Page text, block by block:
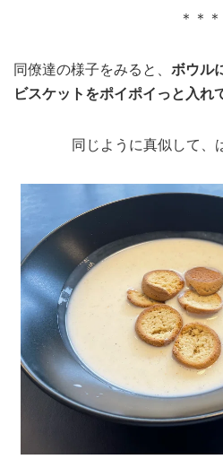
＊＊＊
同僚達の様子をみると、 ボウル
ビスケットをポイポイっと入れ
同じように真似して、